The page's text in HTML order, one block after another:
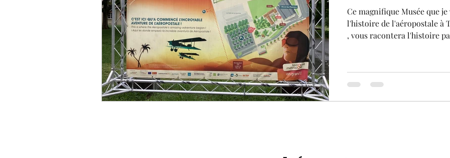
créateur designer artisan Made in France fruit et légume
Aéronautique religion Festival
Ce magnifique Musée que
l'histoire de l'aéropostale à
, vous racontera l'histoire
postale historique partait
Casablanca, avant de